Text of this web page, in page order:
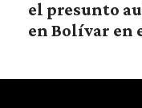
el presunto
en Bolívar en